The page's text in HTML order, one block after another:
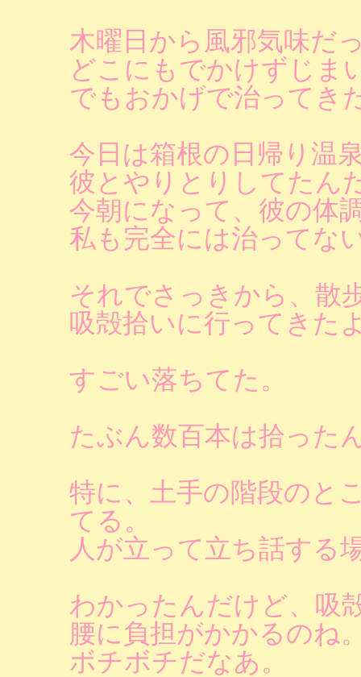
木曜日から風邪気味だ
どこにもでかけずじま
でもおかげで治ってき
今日は箱根の日帰り温
彼とやりとりしてたん
今朝になって、彼の体
私も完全には治ってな
それでさっきから、散
吸殻拾いに行ってきた
すごい落ちてた。
たぶん数百本は拾った
特に、土手の階段のと
てる。
人が立って立ち話する
わかったんだけど、吸
腰に負担がかかるのね
ボチボチだなあ。